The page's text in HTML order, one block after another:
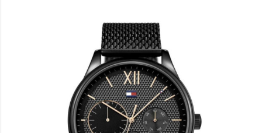
TOMMY HILFIGER
MASON 1791791
10.470